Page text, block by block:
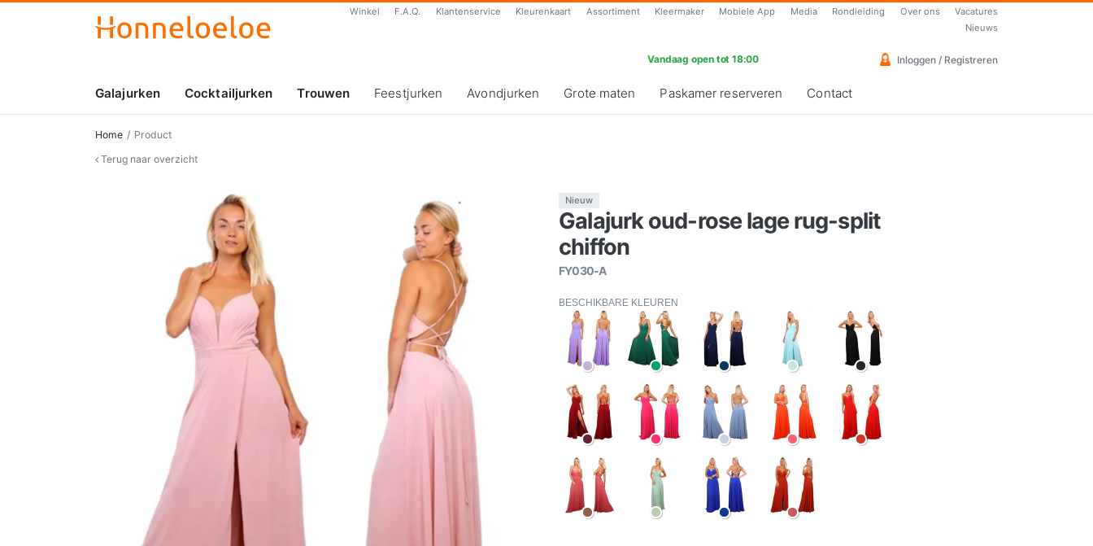
Winkel F.A.Q. Klantenservice Kleurenkaart Assortiment Kleermaker Mobiele App Media Rondleiding Over ons
Vacatures
Nieuws
Vandaag open tot 18:00 Inloggen / Registreren
Galajurken Cocktailjurken Trouwen Feestjurken Avondjurken Grote maten Paskamer reserveren Contact
Home
Product
Terug naar overzicht
Nieuw
Galajurk oud-rose lage rug-split
chiffon
FY030-A
BESCHIKBARE KLEUREN